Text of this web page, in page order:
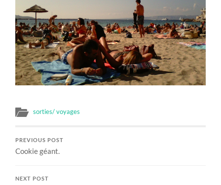
sorties/ voyages
PREVIOUS POST
Cookie géant.
NEXT POST